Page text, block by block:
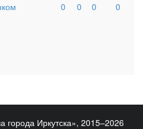
0 0 0 0
Иркутска», 2015–2026